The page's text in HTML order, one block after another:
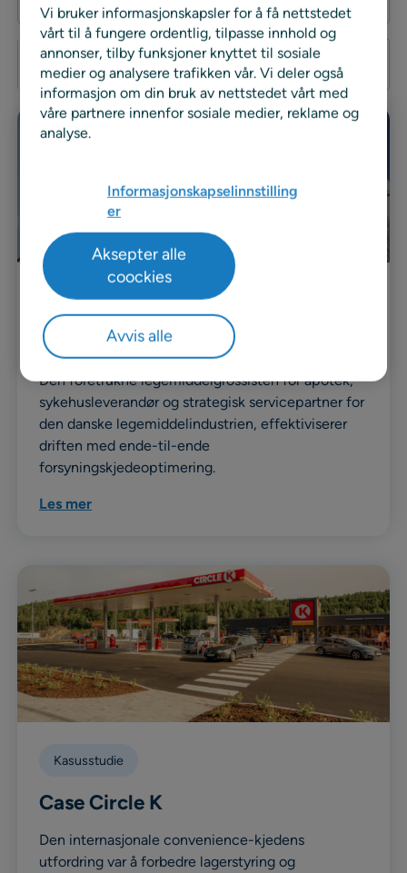
Search
Kasusstudie
Case Nomeco
Den foretrukne legemiddelgrossisten for apotek,
sykehusleverandør og strategisk servicepartner for
den danske legemiddelindustrien, effektiviserer
driften med ende-til-ende
forsyningskjedeoptimering.
Les mer
Kasusstudie
Case Circle K
Den internasjonale convenience-kjedens
utfordring var å forbedre lagerstyring og
Vi bruker informasjonskapsler for å få nettstedet
vårt til å fungere ordentlig, tilpasse innhold og
annonser, tilby funksjoner knyttet til sosiale
medier og analysere trafikken vår. Vi deler også
informasjon om din bruk av nettstedet vårt med
våre partnere innenfor sosiale medier, reklame og
analyse.
Informasjonskapselinnstilling
er
Avvis alle
Aksepter alle
coockies